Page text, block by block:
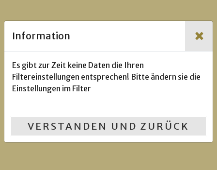
Information
Es gibt zur Zeit keine Daten die Ihren
Filtereinstellungen entsprechen! Bitte ändern sie die
Einstellungen im Filter
VERSTANDEN UND ZURÜCK